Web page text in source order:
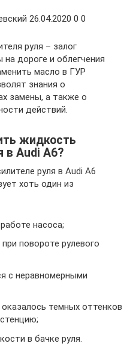
26.04.2020 0 0
руля – залог
дороге и облегчения
масло в ГУР
знания о
замены, а также о
действий.
жидкость
в Audi A6?
руля в Audi A6
хоть один из
насоса;
повороте рулевого
с неравномерными
темных оттенков
в бачке руля.